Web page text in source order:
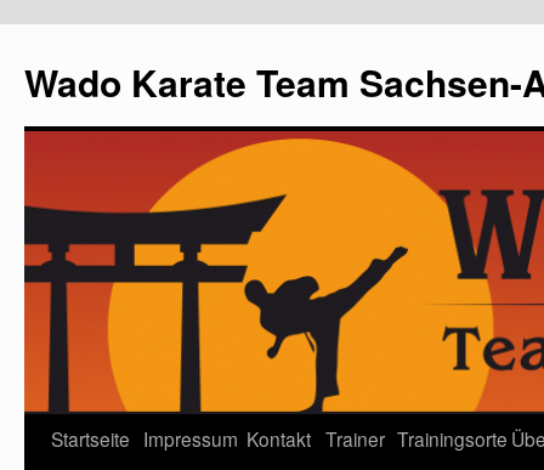
Wado Karate Team Sachsen-
Startseite Impressum Kontakt Trainer Trainingsorte